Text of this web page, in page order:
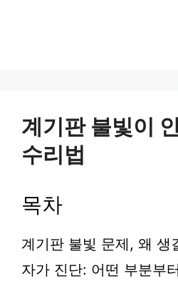
계기판 불빛이
수리법
목차
계기판 불빛 문제, 왜 생
자가 진단: 어떤 부분부